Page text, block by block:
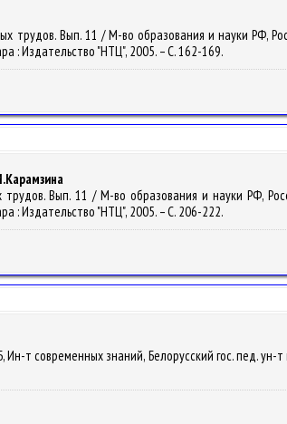
трудов. Вып. 11 / М-во образования и науки РФ,
: Издательство "НТЦ", 2005. – С. 162-169.
Вып. 11 / М-во образования и науки РФ,
: Издательство "НТЦ", 2005. – С. 206-222.
т современных знаний, Белорусский гос. пед.